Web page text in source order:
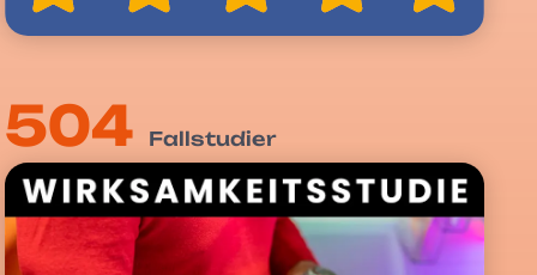
504 Fallstudier